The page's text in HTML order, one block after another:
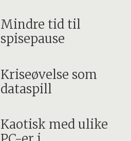
Mindre tid til
spisepause
Kriseøvelse som
dataspill
Kaotisk med ulike